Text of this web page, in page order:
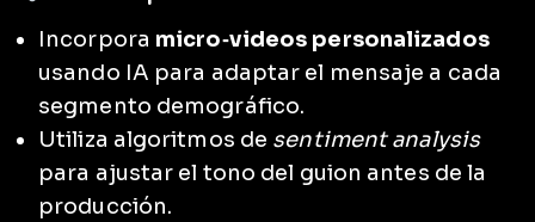
Incorpora micro‑videos personalizados
usando IA para adaptar el mensaje a cada
segmento demográfico.
Utiliza algoritmos de sentiment analysis
para ajustar el tono del guion antes de la
producción.